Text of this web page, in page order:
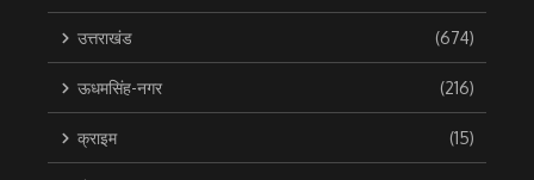
उत्तराखंड (674)
ऊधमसिंह-नगर (216)
क्राइम (15)